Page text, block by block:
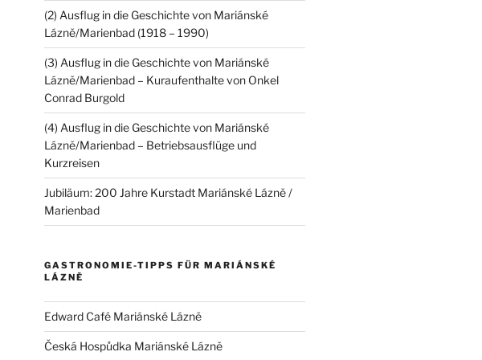
(2) Ausflug in die Geschichte von Mariánské
Lázně/Marienbad (1918 – 1990)
(3) Ausflug in die Geschichte von Mariánské
Lázně/Marienbad – Kuraufenthalte von Onkel
Conrad Burgold
(4) Ausflug in die Geschichte von Mariánské
Lázně/Marienbad – Betriebsausflüge und
Kurzreisen
Jubiläum: 200 Jahre Kurstadt Mariánské Lázně /
Marienbad
GASTRONOMIE-TIPPS FÜR MARIÁNSKÉ
LÁZNĚ
Edward Café Mariánské Lázně
Česká Hospůdka Mariánské Lázně